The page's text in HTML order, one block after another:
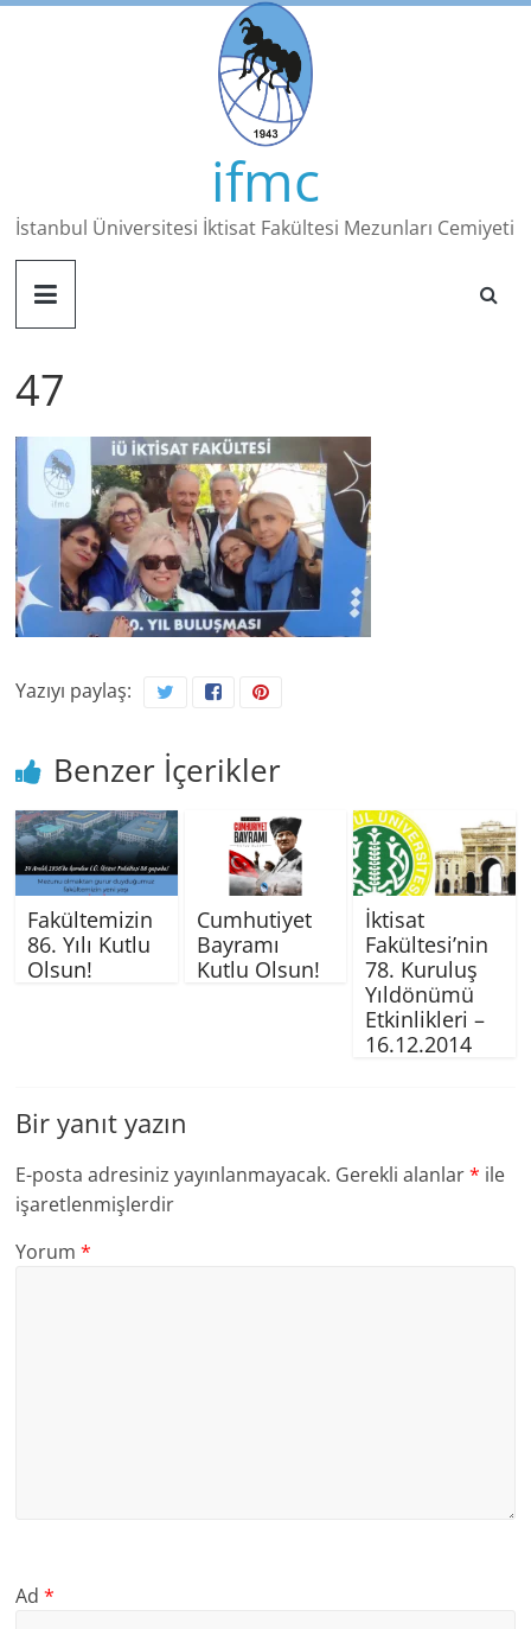
Skip
ifmc
İstanbul Üniversitesi İktisat Fakültesi Mezunları Cemiyeti
47
Yazıyı paylaş:
Benzer İçerikler
Fakültemizin
86. Yılı Kutlu
Olsun!
Cumhutiyet
Bayramı
Kutlu Olsun!
İktisat
Fakültesi’nin
78. Kuruluş
Yıldönümü
Etkinlikleri –
16.12.2014
Bir yanıt yazın
E-posta adresiniz yayınlanmayacak. Gerekli alanlar* ile
işaretlenmişlerdir
Yorum*
Ad*